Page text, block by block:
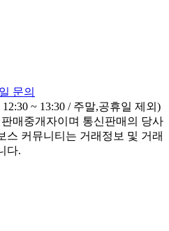
문의
~ 13:30 / 주말,공휴일 제외)
매중개자이며 통신판매의 당사
스 커뮤니티는 거래정보 및 거래
다.